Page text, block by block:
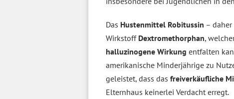
Das Hustenmittel Robitussin –
Wirkstoff Dextromethorphan,
halluzinogene Wirkung entfalten
amerikanische Minderjährige zu
geleistet, dass das freiverkäufliche
Elternhaus keinerlei Verdacht erregt.